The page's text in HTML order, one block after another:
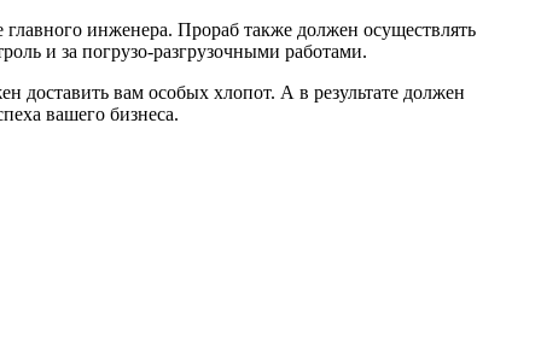
инженера. Прораб также должен осуществлять
и за погрузо-разгрузочными работами.
доставить вам особых хлопот. А в результате должен
вашего бизнеса.